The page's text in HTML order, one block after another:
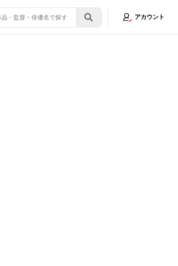
アカウント
公の山田太郎は“無敵の人”」